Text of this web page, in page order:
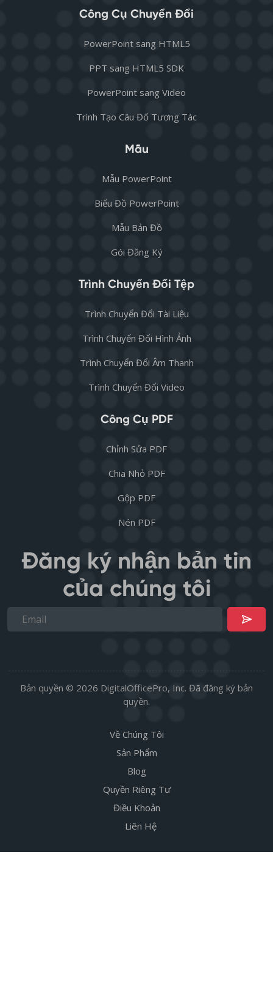
Công Cụ Chuyển Đổi
PowerPoint sang HTML5
PPT sang HTML5 SDK
PowerPoint sang Video
Trình Tạo Câu Đố Tương Tác
Mẫu
Mẫu PowerPoint
Biểu Đồ PowerPoint
Mẫu Bản Đồ
Gói Đăng Ký
Trình Chuyển Đổi Tệp
Trình Chuyển Đổi Tài Liệu
Trình Chuyển Đổi Hình Ảnh
Trình Chuyển Đổi Âm Thanh
Trình Chuyển Đổi Video
Công Cụ PDF
Chỉnh Sửa PDF
Chia Nhỏ PDF
Gộp PDF
Nén PDF
Đăng ký nhận bản tin
của chúng tôi
Bản quyền © 2026 DigitalOfficePro, Inc. Đã đăng ký bản
quyền.
Về Chúng Tôi
Sản Phẩm
Blog
Quyền Riêng Tư
Điều Khoản
Liên Hệ